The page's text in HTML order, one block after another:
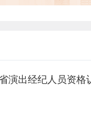
演出经纪人员资格